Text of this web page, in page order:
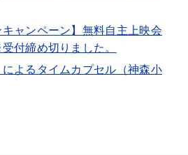
キャンペーン】無料自主上映会
付締め切りました。
よるタイムカプセル（神森小